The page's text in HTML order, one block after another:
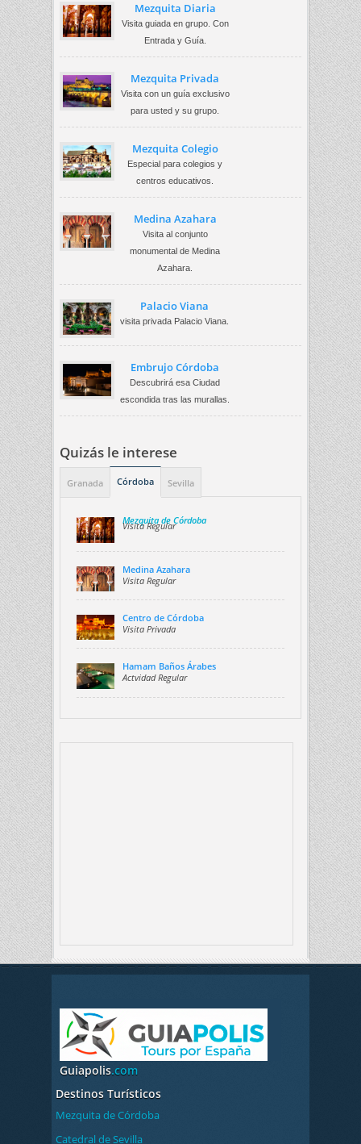
Mezquita Diaria
Visita guiada en grupo. Con
Entrada y Guía.
Mezquita Privada
Visita con un guía exclusivo
para usted y su grupo.
Mezquita Colegio
Especial para colegios y
centros educativos.
Medina Azahara
Visita al conjunto
monumental de Medina
Azahara.
Palacio Viana
visita privada Palacio Viana.
Embrujo Córdoba
Descubrirá esa Ciudad
escondida tras las murallas.
Quizás le interese
Granada Córdoba Sevilla
Mezquita de Córdoba
Visita Regular
Medina Azahara
Visita Regular
Centro de Córdoba
Visita Privada
Hamam Baños Árabes
Actvidad Regular
Guiapolis.com
Destinos Turísticos
Mezquita de Córdoba
Catedral de Sevilla